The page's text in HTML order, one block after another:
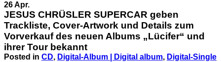
26 Apr.
JESUS CHRÜSLER SUPERCAR geben
Trackliste, Cover-Artwork und Details zum
Vorverkauf des neuen Albums „Lücifer“ und
ihrer Tour bekannt
Posted in CD, Digital-Album | Digital album, Digital-Single